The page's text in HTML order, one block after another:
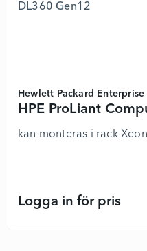
Hewlett Packard Enterprise
HPE ProLiant
kan monteras i rack
Logga in för prisHPE